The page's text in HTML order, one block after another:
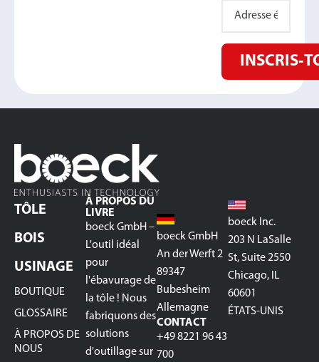
TÔLE
BOIS
USINAGE
BOUTIQUE
GLOSSAIRE
À PROPOS DE
NOUS
À PROPOS DU
LIVRE
boeck GmbH –
L'outil idéal
pour
l'ébavurage de
la tôle ! Nous
fabriquons des
solutions
d'outillage sur
boeck GmbH
An der Werft 2
89347
Bubesheim
Allemagne
CONTACT
+49 8221 96 43
700
boeck Inc.
203 N LaSalle
St, Suite 2550
Chicago, IL
60601
ÉTATS-UNIS